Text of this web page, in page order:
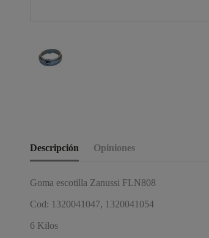
Descripción Opiniones
Goma escotilla Zanussi FLN808
Cod: 1320041047, 1320041054
6 Kilos